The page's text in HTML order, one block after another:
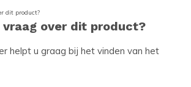
vraag over dit product?
helpt u graag bij het vinden van het